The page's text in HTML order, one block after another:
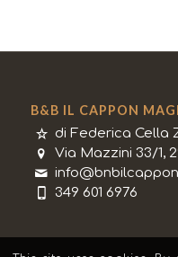
B&B IL CAPPON
di Federica Cella
Via Mazzini 33/1,
349 601 6976